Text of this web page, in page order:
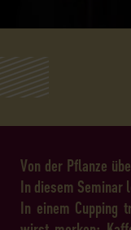
Von der Pflanze
In diesem Seminar
In einem Cupping